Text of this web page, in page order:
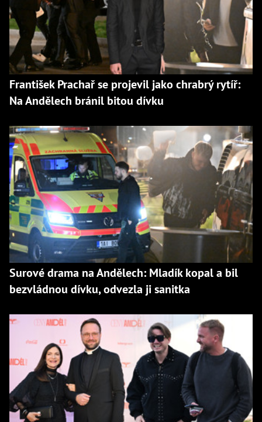
František Prachař se projevil jako chrabrý rytíř:
Na Andělech bránil bitou dívku
Surové drama na Andělech: Mladík kopal a bil
bezvládnou dívku, odvezla ji sanitka